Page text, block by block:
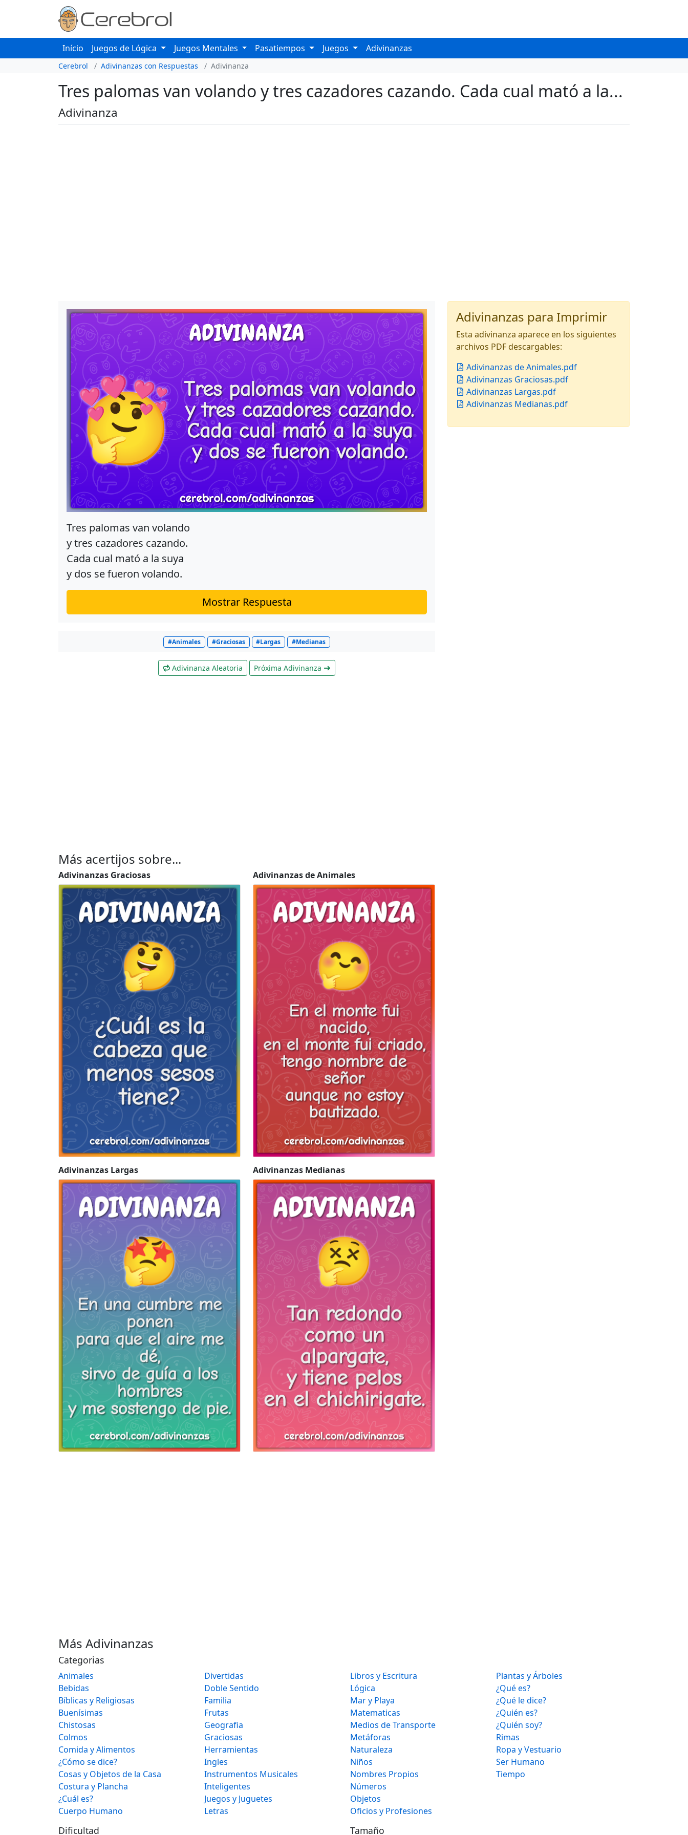
Início Juegos de Lógica Juegos Mentales Pasatiempos Juegos Adivinanzas
Cerebrol Adivinanzas con Respuestas Adivinanza
Tres palomas van volando y tres cazadores cazando. Cada cual mató a la...
Adivinanza
Tres palomas van volando
y tres cazadores cazando.
Cada cual mató a la suya
y dos se fueron volando.
Mostrar Respuesta
#Animales #Graciosas #Largas #Medianas
Adivinanza Aleatoria Próxima Adivinanza
Adivinanzas para Imprimir
Esta adivinanza aparece en los siguientes
archivos PDF descargables:
Adivinanzas de Animales.pdf
Adivinanzas Graciosas.pdf
Adivinanzas Largas.pdf
Adivinanzas Medianas.pdf
Más acertijos sobre...
Adivinanzas Graciosas Adivinanzas de Animales
Adivinanzas Largas Adivinanzas Medianas
Más Adivinanzas
Categorias
Animales
Bebidas
Bíblicas y Religiosas
Buenísimas
Chistosas
Colmos
Comida y Alimentos
¿Cómo se dice?
Cosas y Objetos de la Casa
Costura y Plancha
¿Cuál es?
Cuerpo Humano
Divertidas
Doble Sentido
Familia
Frutas
Geografia
Graciosas
Herramientas
Ingles
Instrumentos Musicales
Inteligentes
Juegos y Juguetes
Letras
Libros y Escritura
Lógica
Mar y Playa
Matematicas
Medios de Transporte
Metáforas
Naturaleza
Niños
Nombres Propios
Números
Objetos
Oficios y Profesiones
Plantas y Árboles
¿Qué es?
¿Qué le dice?
¿Quién es?
¿Quién soy?
Rimas
Ropa y Vestuario
Ser Humano
Tiempo
Dificultad Tamaño